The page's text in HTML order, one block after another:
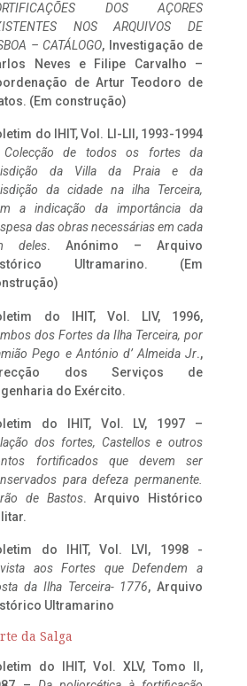
DOS AÇORES
NOS ARQUIVOS DE
– CATÁLOGO, Investigação de
Neves e Filipe Carvalho –
de Artur Teodoro de
(Em construção)
do IHIT, Vol. LI-LII, 1993-1994
Colecção de todos os fortes da
da Villa da Praia e da
da cidade na ilha Terceira,
a indicação da importância da
das obras necessárias em cada
deles. Anónimo – Arquivo
Ultramarino. (Em
do IHIT, Vol. LIV, 1996,
dos Fortes da Ilha Terceira, por
Pego e António d’ Almeida Jr.,
dos Serviços de
do Exército.
do IHIT, Vol. LV, 1997 –
dos fortes, Castellos e outros
fortificados que devem ser
para defeza permanente.
de Bastos. Arquivo Histórico
do IHIT, Vol. LVI, 1998 -
aos Fortes que Defendem a
da Ilha Terceira- 1776, Arquivo
Ultramarino
da Salga
do IHIT, Vol. XLV, Tomo II,